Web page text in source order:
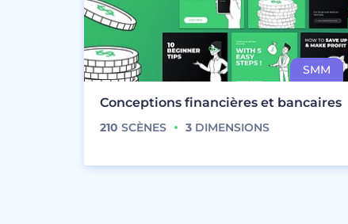
Conceptions financières et bancaires
210 SCÈNES 3 DIMENSIONS